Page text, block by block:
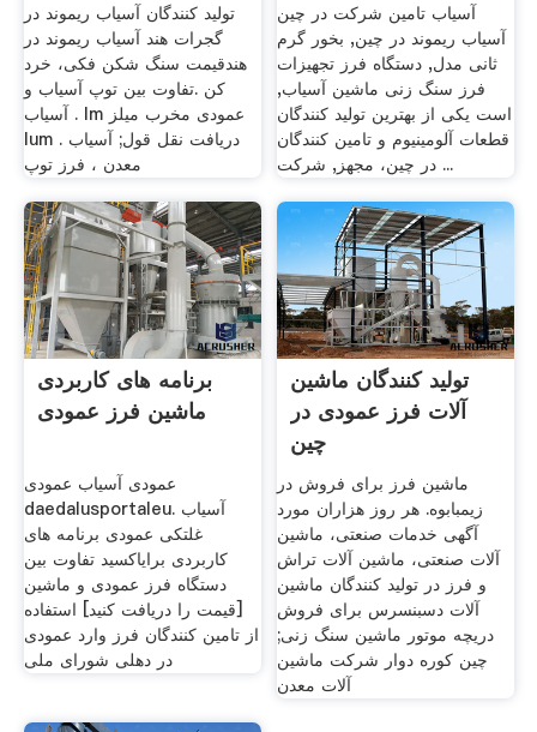
تولید کنندگان آسیاب ریموند در
گجرات هند آسیاب ریموند در
هندقیمت سنگ شکن فکی، خرد
کن .تفاوت بین توپ آسیاب و
آسیاب . lm عمودی مخرب میلز
lum . دریافت نقل قول; آسیاب
معدن ، فرز توپ
آسیاب تامین شرکت در چین
آسیاب ریموند در چین, بخور گرم
ثانی مدل, دستگاه فرز تجهیزات
فرز سنگ زنی ماشین آسیاب,
است یکی از بهترین تولید کنندگان
قطعات آلومینیوم و تامین کنندگان
در چین، مجهز, شرکت ...
برنامه های کاربردی
ماشین فرز عمودی
عمودی آسیاب عمودی
daedalusportaleu. آسیاب
غلتکی عمودی برنامه های
کاربردی برایاكسید تفاوت بین
دستگاه فرز عمودی و ماشین
[قیمت را دریافت کنید] استفاده
از تامین کنندگان فرز وارد عمودی
در دهلی شورای ملی
تولید کنندگان ماشین
آلات فرز عمودی در
چین
ماشین فرز برای فروش در
زیمبابوه. هر روز هزاران مورد
آگهی خدمات صنعتی، ماشین
آلات صنعتی، ماشین آلات تراش
و فرز در تولید کنندگان ماشین
آلات دسبنسرس برای فروش
دریچه موتور ماشین سنگ زنی;
چین کوره دوار شرکت ماشین
آلات معدن